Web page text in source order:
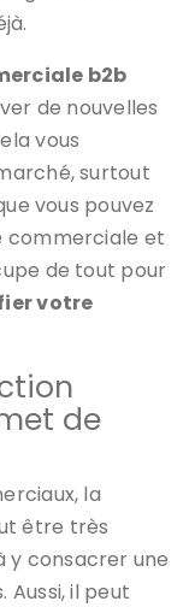
b2b
de nouvelles
vous
surtout
vous pouvez
commerciale et
de tout pour
votre
de
la
être très
y consacrer une
il peut